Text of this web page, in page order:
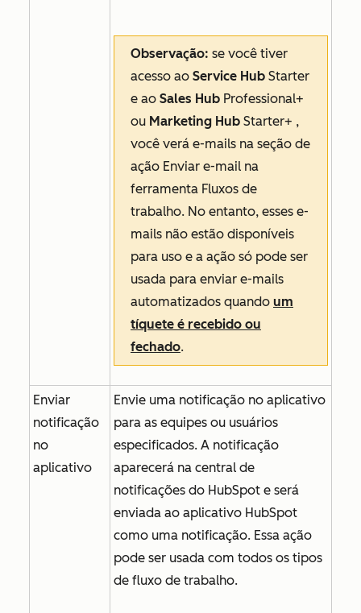
Observação: se você tiver
acesso ao Service Hub Starter
e ao Sales Hub Professional+
ou Marketing Hub Starter+ ,
você verá e-mails na seção de
ação Enviar e-mail na
ferramenta Fluxos de
trabalho. No entanto, esses e-
mails não estão disponíveis
para uso e a ação só pode ser
usada para enviar e-mails
automatizados quando um
tíquete é recebido ou
fechado.
Enviar
notificação
no
aplicativo
Envie uma notificação no aplicativo
para as equipes ou usuários
especificados. A notificação
aparecerá na central de
notificações do HubSpot e será
enviada ao aplicativo HubSpot
como uma notificação. Essa ação
pode ser usada com todos os tipos
de fluxo de trabalho.